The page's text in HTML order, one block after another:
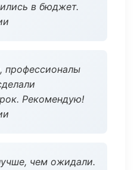
в бюджет.
профессионалы
Рекомендую!
чем ожидали.